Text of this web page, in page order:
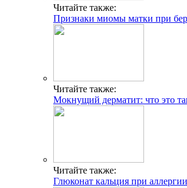
Читайте также:
Признаки миомы матки при
Читайте также:
Мокнущий дерматит: что это
Читайте также:
Глюконат кальция при аллергии